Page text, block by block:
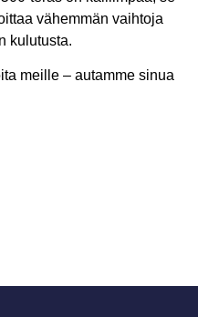
vähemmän vaihtoja
kulutusta.
meille – autamme sinua